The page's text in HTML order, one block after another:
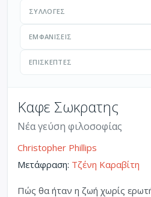
ΣΥΛΛΟΓΈΣ
ΕΜΦΑΝΊΣΕΙΣ
ΕΠΙΣΚΈΠΤΕΣ
Καφε Σωκρατης
Νέα γεύση φιλοσοφίας
Christopher Phillips
Μετάφραση: Τζένη Καραβίτη
Πώς θα ήταν η ζωή χωρίς